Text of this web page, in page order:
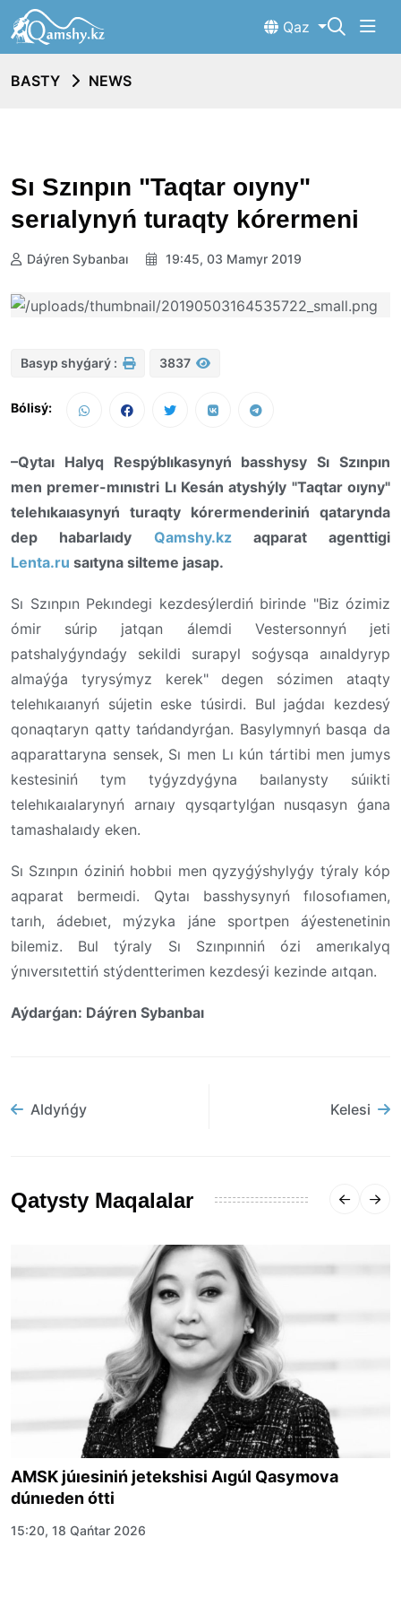
Qaz
BASTY NEWS
Sı Szınpın "Taqtar oıyny"
serıalynyń turaqty kórermeni
Dáýren Sybanbaı 19:45, 03 Mamyr 2019
Basyp shyǵarý : 3837
Bólisý:
–Qytaı Halyq Respýblıkasynyń basshysy Sı Szınpın
men premer-mınıstri Lı Kesán atyshýly "Taqtar oıyny"
telehıkaıasynyń turaqty kórermenderiniń qatarynda
dep habarlaıdy Qamshy.kzaqparat agenttigi
Lenta.ru saıtyna silteme jasap.
Sı Szınpın Pekındegi kezdesýlerdiń birinde "Biz ózimiz
ómir súrip jatqan álemdi Vestersonnyń jeti
patshalyǵyndaǵy sekildi surapyl soǵysqa aınaldyryp
almaýǵa tyrysýmyz kerek" degen sózimen ataqty
telehıkaıanyń sújetin eske túsirdi. Bul jaǵdaı kezdesý
qonaqtaryn qatty tańdandyrǵan. Basylymnyń basqa da
aqparattaryna sensek, Sı men Lı kún tártibi men jumys
kestesiniń tym tyǵyzdyǵyna baılanysty súıikti
telehıkaıalarynyń arnaıy qysqartylǵan nusqasyn ǵana
tamashalaıdy eken.
Sı Szınpın óziniń hobbıi men qyzyǵýshylyǵy týraly kóp
aqparat bermeıdi. Qytaı basshysynyń fılosofıamen,
tarıh, ádebıet, mýzyka jáne sportpen áýestenetinin
bilemiz. Bul týraly Sı Szınpınniń ózi amerıkalyq
ýnıversıtettiń stýdentterimen kezdesýi kezinde aıtqan.
Aýdarǵan: Dáýren Sybanbaı
Aldyńǵy Kelesi
Qatysty Maqalalar
AMSK júıesiniń jetekshisi Aıgúl Qasymova
dúnıeden ótti
15:20, 18 Qańtar 2026